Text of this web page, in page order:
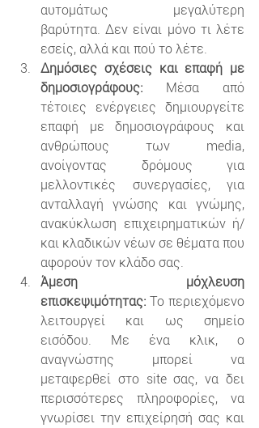
αυτομάτως μεγαλύτερη
βαρύτητα. Δεν είναι μόνο τι λέτε
εσείς, αλλά και πού το λέτε.
Δημόσιες σχέσεις και επαφή με
δημοσιογράφους: Μέσα από
τέτοιες ενέργειες δημιουργείτε
επαφή με δημοσιογράφους και
ανθρώπους των media,
ανοίγοντας δρόμους για
μελλοντικές συνεργασίες, για
ανταλλαγή γνώσης και γνώμης,
ανακύκλωση επιχειρηματικών ή/
και κλαδικών νέων σε θέματα που
αφορούν τον κλάδο σας.
Άμεση μόχλευση
επισκεψιμότητας: Το περιεχόμενο
λειτουργεί και ως σημείο
εισόδου. Με ένα κλικ, ο
αναγνώστης μπορεί να
μεταφερθεί στο site σας, να δει
περισσότερες πληροφορίες, να
γνωρίσει την επιχείρησή σας και